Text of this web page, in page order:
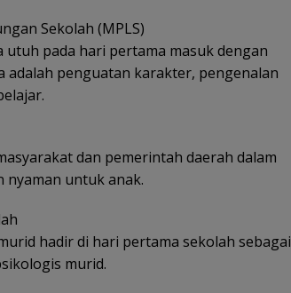
Sekolah (MPLS)
utuh pada hari pertama masuk dengan
adalah penguatan karakter, pengenalan
dan pemerintah daerah dalam
nyaman untuk anak.
hadir di hari pertama sekolah sebagai
murid.